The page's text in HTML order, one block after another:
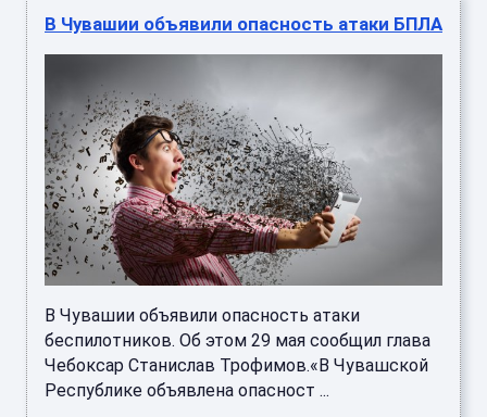
В Чувашии объявили опасность атаки БПЛА
В Чувашии объявили опасность атаки
беспилотников. Об этом 29 мая сообщил глава
Чебоксар Станислав Трофимов.«В Чувашской
Республике объявлена опасност ...